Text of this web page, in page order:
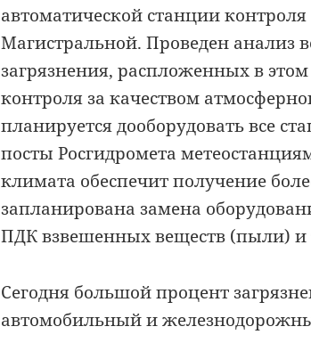
автоматической станции
Магистральной. Проведен анализ
загрязнения, распложенных в
контроля за качеством
планируется дооборудовать все
посты Росгидромета
климата обеспечит получение
запланирована замена
ПДК взвешенных веществ (пыли) и
Сегодня большой процент
автомобильный и